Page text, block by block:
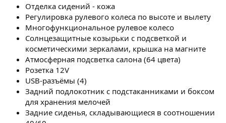
Отделка сидений - кожа
Регулировка рулевого колеса по высоте и вылету
Многофункциональное рулевое колесо
Солнцезащитные козырьки с подсветкой и
косметическими зеркалами, крышка на магните
Атмосферная подсветка салона (64 цвета)
Розетка 12V
USB-разъёмы (4)
Задний подлокотник с подстаканниками и боксом
для хранения мелочей
Задние сиденья, складывающиеся в соотношении